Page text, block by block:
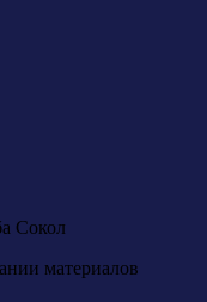
Сокол
материалов